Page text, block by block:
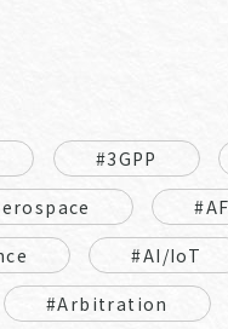
#3GPP
#AI/IoT
#Arbitration